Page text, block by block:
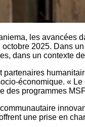
les avancées
2025. Dans
dans un contexte
économique. «
des programmes
une prise en